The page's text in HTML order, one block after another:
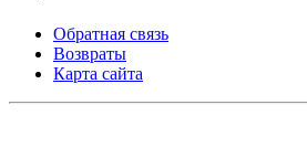
Обратная связь
Возвраты
Карта сайта